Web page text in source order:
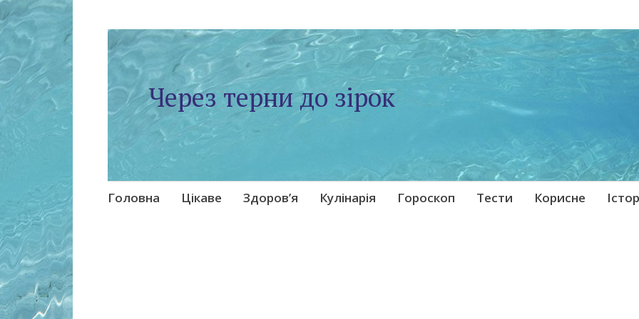
Через терни до зірок
Skip
Головна Цікаве Здоров’я Кулінарія Гороскоп Тести Корисне